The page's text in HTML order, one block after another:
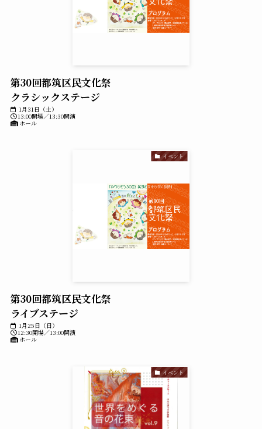
第30回都筑区民文化祭
クラシックステージ
1月31日（土）
13:00開場／13:30開演
ホール
イベント
第30回都筑区民文化祭
ライブステージ
1月25日（日）
12:30開場／13:00開演
ホール
イベント